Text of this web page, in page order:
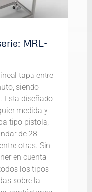
MRL-
tapa entre
siendo
Está diseñado
medida y
tipo pistola,
de 28
otras. Sin
en cuenta
los tipos
sobre la